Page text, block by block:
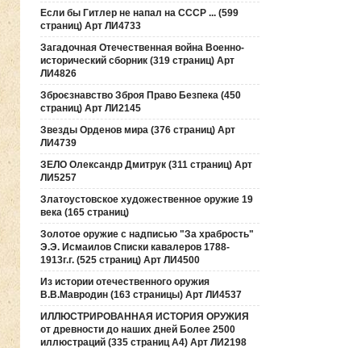
Если бы Гитлер не напал на СССР ... (599
страниц) Арт ЛИ4733
Загадочная Отечественная война Военно-
исторический сборник (319 страниц) Арт
ЛИ4826
Зброєзнавство Зброя Право Безпека (450
страниц) Арт ЛИ2145
Звезды Орденов мира (376 страниц) Арт
ЛИ4739
ЗЕЛО Олександр Дмитрук (311 страниц) Арт
ЛИ5257
Златоустовское художественное оружие 19
века (165 страниц)
Золотое оружие с надписью "За храбрость"
Э.Э. Исмаилов Списки кавалеров 1788-
1913г.г. (525 страниц) Арт ЛИ4500
Из истории отечественного оружия
В.В.Мавродин (163 страницы) Арт ЛИ4537
ИЛЛЮСТРИРОВАННАЯ ИСТОРИЯ ОРУЖИЯ
от древности до наших дней Более 2500
иллюстраций (335 страниц А4) Арт ЛИ2198